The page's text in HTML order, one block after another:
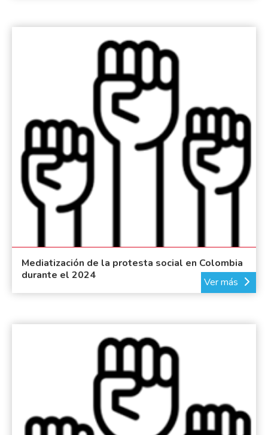
Mediatización de la protesta social en Colombia
durante el 2024
Ver más